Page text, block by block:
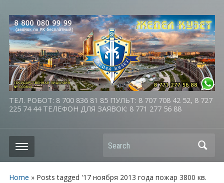
ТЕЛ. РОБОТ: 8 700 836 81 85 ПУЛЬТ: 8 707 708 42 52, 8 727
225 74 44 ТЕЛЕФОН ДЛЯ ЗАЯВОК: 8 771 277 56 88
Search
Home » Posts tagged '17 ноября 2013 года пожар 3800 кв.